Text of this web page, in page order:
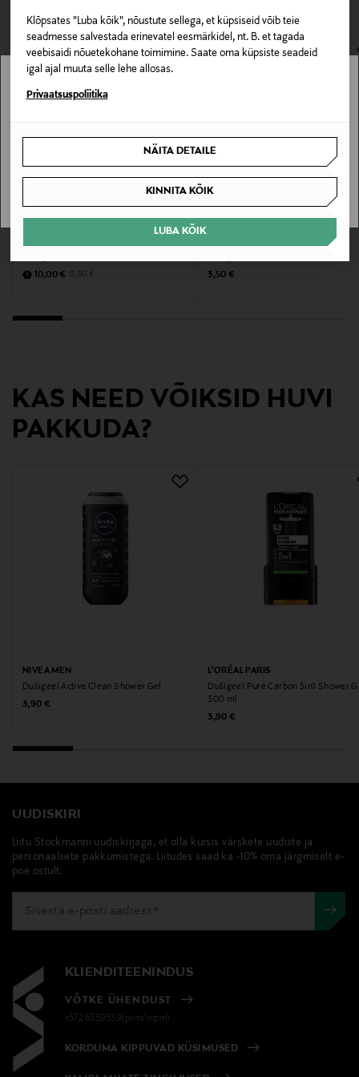
Klõpsates "Luba kõik", nõustute sellega, et küpsiseid võib teie
seadmesse salvestada erinevatel eesmärkidel, nt. B. et tagada
veebisaidi nõuetekohane toimimine. Saate oma küpsiste seadeid
igal ajal muuta selle lehe allosas.
Privaatsuspoliitika
NÄITA DETAILE
KINNITA KÕIK
LUBA KÕIK
Tooteohutusalane väide
Toote sattumisel silma loputada koheselt rohke
veega.
Loreal Finland Oy
neuvonta@loreal.com
Märksõnad
avamata originaalpakendis.
E-POE TAGASTUSED
Discounted Price
10,00 € Original Price
13,90 €
Original Price
3,50 €
KAS NEED VÕIKSID HUVI
PAKKUDA?
NIVEA MEN
Dušigeel Active Clean Shower Gel
Original Price
3,90 €
L'ORÉAL PARIS
Dušigeel Pure Carbon 5in1 Shower
300 ml
Original Price
3,90 €
UUDISKIRI
Liitu Stockmanni uudiskirjaga, et olla kursis värskete uudiste ja
personaalsete pakkumistega. Liitudes saad ka -10% oma järgmiselt e-
poe ostult.
KLIENDITEENINDUS
VÕTKE ÜHENDUST
+372 6339539(pvm/mpm)
KORDUMA KIPPUVAD KÜSIMUSED
Stockmann pole Sinu riigis saadaval.
SAAN ARU